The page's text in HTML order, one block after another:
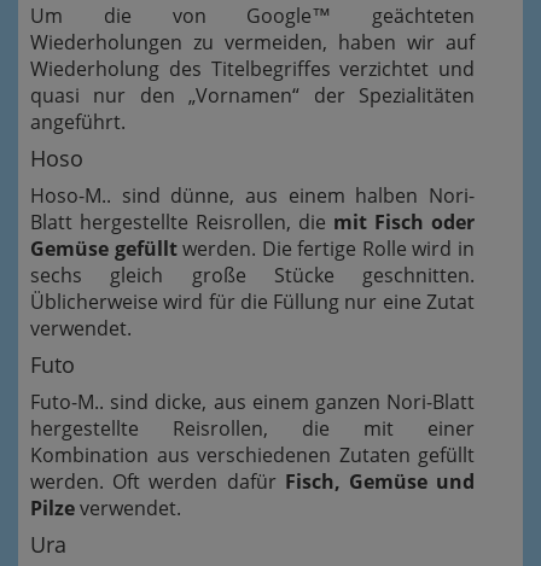
Um die von Google™ geächteten
Wiederholungen zu vermeiden, haben wir auf
Wiederholung des Titelbegriffes verzichtet und
quasi nur den „Vornamen“ der Spezialitäten
angeführt.
Hoso
Hoso-M.. sind dünne, aus einem halben Nori-
Blatt hergestellte Reisrollen, die mit Fisch oder
Gemüse gefülltwerden. Die fertige Rolle wird in
sechs gleich große Stücke geschnitten.
Üblicherweise wird für die Füllung nur eine Zutat
verwendet.
Futo
Futo-M.. sind dicke, aus einem ganzen Nori-Blatt
hergestellte Reisrollen, die mit einer
Kombination aus verschiedenen Zutaten gefüllt
werden. Oft werden dafür Fisch, Gemüse und
Pilzeverwendet.
Ura